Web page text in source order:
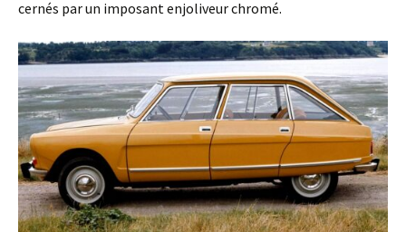
cernés par un imposant enjoliveur chromé.